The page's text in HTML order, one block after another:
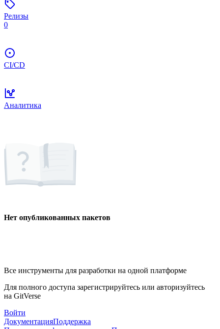
Релизы
0
CI/CD
Аналитика
Нет опубликованных пакетов
Все инструменты для разработки на одной платформе
Для полного доступа зарегистрируйтесь или авторизуйтесь
на GitVerse
Войти
ДокументацияПоддержка